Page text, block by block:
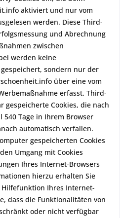
aktiviert und nur vom
werden. Diese Third-
und Abrechnung
zwischen
werden keine
sondern nur der
über eine vom
erfasst. Third-
gespeicherte Cookies, die nach
Tage in Ihrem Browser
automatisch verfallen.
gespeicherten Cookies
Umgang mit Cookies
Ihres Internet-Browsers
hierzu erhalten Sie
Ihres Internet-
dass die Funktionalitäten von
oder nicht verfügbar